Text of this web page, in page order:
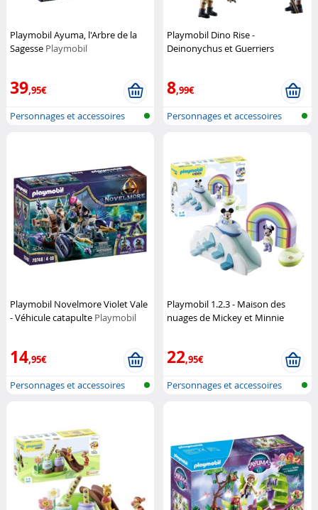
Playmobil Ayuma, l'Arbre de la
Sagesse Playmobil
39,95€
Personnages et accessoires
Playmobil Dino Rise -
Deinonychus et Guerriers
8,99€
Personnages et accessoires
Playmobil Novelmore Violet Vale
- Véhicule catapulte Playmobil
14,95€
Personnages et accessoires
Playmobil 1.2.3 - Maison des
nuages de Mickey et Minnie
22,95€
Personnages et accessoires